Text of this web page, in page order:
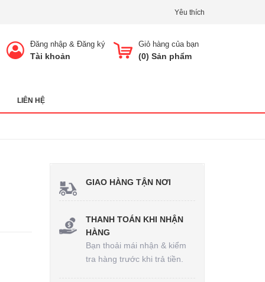
Yêu thích
Giỏ hàng của bạn
(0) Sản phẩm
Đăng nhập & Đăng ký
Tài khoản
LIÊN HỆ
GIAO HÀNG TẬN NƠI
THANH TOÁN KHI NHẬN
HÀNG
Bạn thoải mái nhận & kiểm
tra hàng trước khi trả tiền.